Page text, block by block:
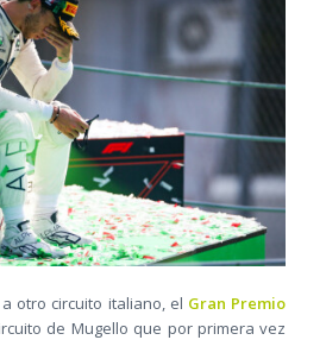
otro circuito italiano, el Gran Premio
de Mugello que por primera vez